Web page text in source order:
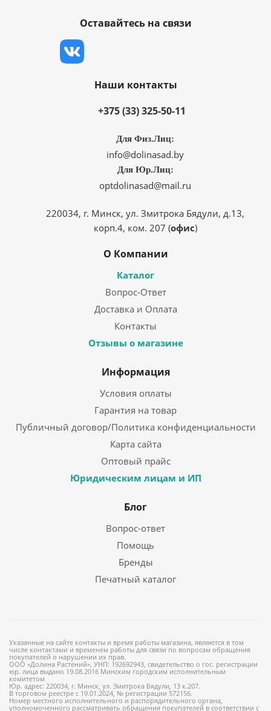
Оставайтесь на связи
Наши контакты
+375 (33) 325-50-11
Для Физ.Лиц:
info@dolinasad.by
Для Юр.Лиц:
optdolinasad@mail.ru
220034, г. Минск, ул. Змитрока Бядули, д.13,
корп.4, ком. 207 (офис)
О Компании
Каталог
Вопрос-Ответ
Доставка и Оплата
Контакты
Отзывы о магазине
Информация
Условия оплаты
Гарантия на товар
Публичный договор/Политика конфиденциальности
Карта сайта
Оптовый прайс
Юридическим лицам и ИП
Блог
Вопрос-ответ
Помощь
Бренды
Печатный каталог
Указанные на сайте контакты и время работы магазина, являются в том
числе контактами и временем работы для связи по вопросам обращения
покупателей о нарушении их прав.
ООО «Долина Растений», УНП: 192692943, свидетельство о гос. регистрации
юр. лица выдано 19.08.2016 Минским городским исполнительным
комитетом
Юр. адрес: 220034, г. Минск, ул. Змитрока Бядули, 13 к.207.
В торговом реестре с 19.01.2024, № регистрации 572156.
Номер местного исполнительного и распорядительного органа,
уполномоченного рассматривать обращения покупателей в соответствии с